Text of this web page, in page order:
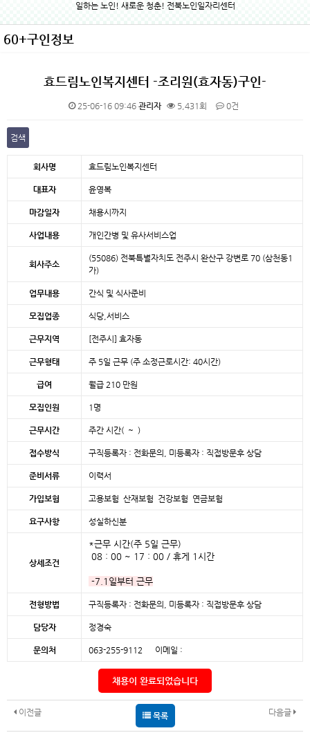
일하는 노인! 새로운 청춘! 전북노인일자리센터
60+구인정보
효드림노인복지센터 -조리원(효자동)구인-
25-06-16 09:46 관리자 5,431회 0건
검색
회사명 효드림노인복지센터
대표자 윤영복
마감일자 채용시까지
사업내용 개인간병 및 유사서비스업
회사주소
(55086) 전북특별자치도 전주시 완산구 강변로 70 (삼천동1
가)
업무내용 간식 및 식사준비
모집업종 식당,서비스
근무지역 [전주시] 효자동
근무형태 주 5일 근무 (주 소정근로시간: 40시간)
급여 월급 210 만원
모집인원 1명
근무시간 주간 시간( ~ )
접수방식 구직등록자 : 전화문의, 미등록자 : 직접방문후 상담
준비서류 이력서
가입보험 고용보험 산재보험 건강보험 연금보험
요구사항 성실하신분
상세조건
*근무 시간(주 5일 근무)
08 : 00 ~ 17 : 00 / 휴게 1시간
-7.1일부터 근무
전형방법 구직등록자 : 전화문의, 미등록자 : 직접방문후 상담
담당자 정경숙
문의처 063-255-9112 이메일 :
채용이 완료되었습니다
이전글 다음글
목록